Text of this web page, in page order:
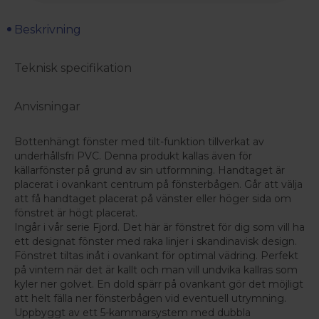
Beskrivning
Teknisk specifikation
Anvisningar
Bottenhängt fönster med tilt-funktion tillverkat av
underhållsfri PVC. Denna produkt kallas även för
källarfönster på grund av sin utformning. Handtaget är
placerat i ovankant centrum på fönsterbågen. Går att välja
att få handtaget placerat på vänster eller höger sida om
fönstret är högt placerat.
Ingår i vår serie Fjord. Det här är fönstret för dig som vill ha
ett designat fönster med raka linjer i skandinavisk design.
Fönstret tiltas inåt i ovankant för optimal vädring. Perfekt
på vintern när det är kallt och man vill undvika kallras som
kyler ner golvet. En dold spärr på ovankant gör det möjligt
att helt fälla ner fönsterbågen vid eventuell utrymning.
Uppbyggt av ett 5-kammarsystem med dubbla